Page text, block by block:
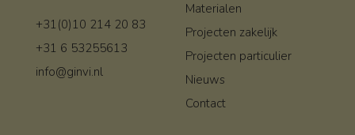
+31(0)10 214 20 83
+31 6 53255613
info@ginvi.nl
Materialen
Projecten zakelijk
Projecten particulier
Nieuws
Contact